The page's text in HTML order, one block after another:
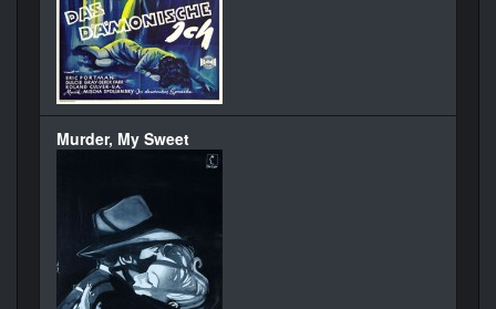
Murder, My Sweet